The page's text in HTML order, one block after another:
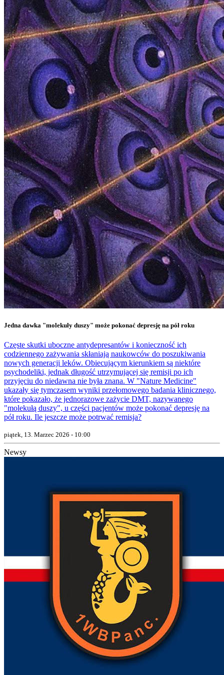
Jedna dawka "molekuły duszy" może pokonać depresję na pół roku
Częste skutki uboczne antydepresantów i konieczność ich
codziennego zażywania skłaniają naukowców do poszukiwania
nowych generacji leków. Obiecującym kierunkiem są niektóre
psychodeliki, jednak długość utrzymującej się remisji po ich
przyjęciu do niedawna nie była znana. W "Nature Medicine"
ukazały się tymczasem wyniki przełomowego badania klinicznego,
które pokazało, że jednorazowe zażycie DMT, nazywanego
"molekułą duszy", u części pacjentów może pokonać depresję na
pół roku. Ile jeszcze może potrwać remisja?
piątek, 13. Marzec 2026 - 10:00
Newsy